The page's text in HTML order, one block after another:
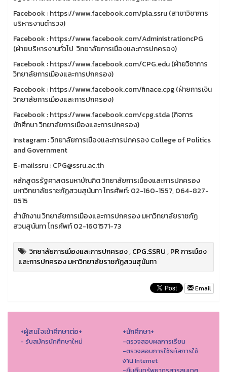
Facebook : https://www.facebook.com/pla.ssru (สาขาวิชาการ
บริหารงานตำรวจ)
Facebook : https://www.facebook.com/AdministrationcPG
(ฝ่ายบริหารงานทั่วไป วิทยาลัยการเมืองและการปกครอง)
Facebook : https://www.facebook.com/CPG.edu (ฝ่ายวิชาการ
วิทยาลัยการเมืองและการปกครอง)
Facebook : https://www.facebook.com/finace.cpg (ฝ่ายการเงิน
วิทยาลัยการเมืองและการปกครอง)
Facebook : https://www.facebook.com/cpg.stda (กิจการ
นักศึกษา วิทยาลัยการเมืองและการปกครอง)
Instagram : วิทยาลัยการเมืองและการปกครอง College of Politics
and Government
E-mailssru : CPG@ssru.ac.th
หลักสูตรรัฐศาสตรมหาบัณฑิต วิทยาลัยการเมืองและการปกครอง
มหาวิทยาลัยราชภัฏสวนสุนันทา โทรศัพท์: 02-160-1557, 064-827-
8515
สำนักงาน วิทยาลัยการเมืองและการปกครอง มหาวิทยาลัยราชภัฏ
สวนสุนันทา โทรศัพท์ 02-1601571-73
วิทยาลัยการเมืองและการปกครอง,CPG.SSRU,PR การเมือง
และการปกครอง มหาวิทยาลัยราชภัฏสวนสุนันทา
Email
+ผู้สนใจเข้าศึกษาต่อ+
- รับสมัครนักศึกษาใหม่
+นักศึกษา+
-ตรวจสอบผลการเรียน
-ตรวจสอบการใช้รหัสการใช้
งาน Internet